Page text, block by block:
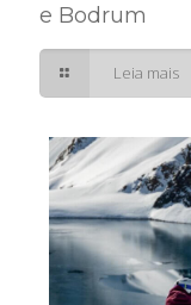
e Bodrum
Leia mais